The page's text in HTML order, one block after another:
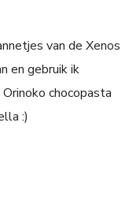
van de Xenos
en gebruik ik
chocopasta
:)